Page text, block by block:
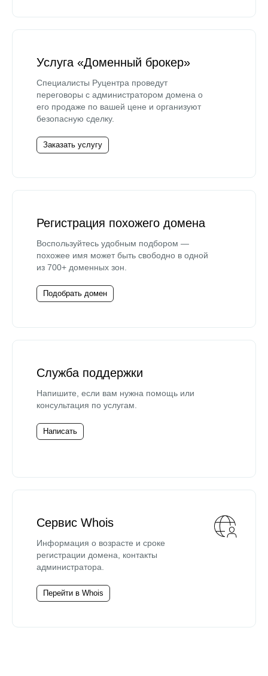
Услуга «Доменный брокер»
Специалисты Руцентра проведут
переговоры с администратором домена о
его продаже по вашей цене и организуют
безопасную сделку.
Заказать услугу
Регистрация похожего домена
Воспользуйтесь удобным подбором —
похожее имя может быть свободно в одной
из 700+ доменных зон.
Подобрать домен
Служба поддержки
Напишите, если вам нужна помощь или
консультация по услугам.
Написать
Сервис Whois
Информация о возрасте и сроке
регистрации домена, контакты
администратора.
Перейти в Whois